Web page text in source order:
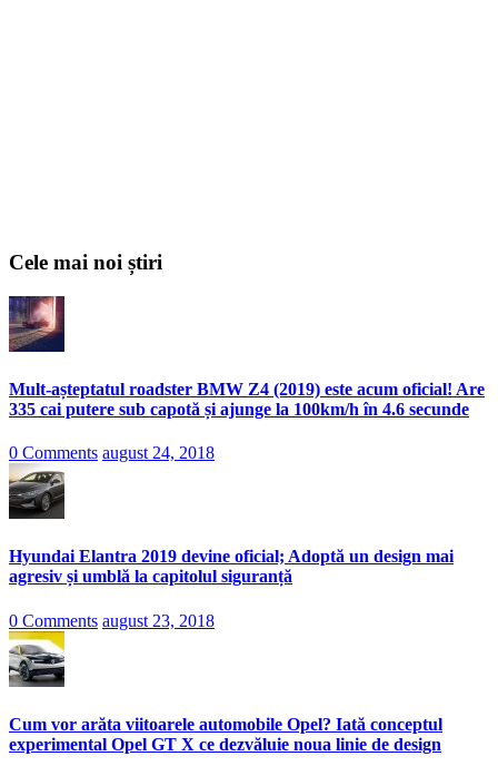
Cele mai noi știri
Mult-așteptatul roadster BMW Z4 (2019) este acum oficial! Are
335 cai putere sub capotă și ajunge la 100km/h în 4.6 secunde
0 Comments august 24, 2018
Hyundai Elantra 2019 devine oficial; Adoptă un design mai
agresiv și umblă la capitolul siguranță
0 Comments august 23, 2018
Cum vor arăta viitoarele automobile Opel? Iată conceptul
experimental Opel GT X ce dezvăluie noua linie de design